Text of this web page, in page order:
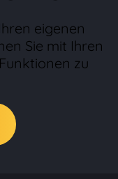
eigenen
Sie mit Ihren
zu